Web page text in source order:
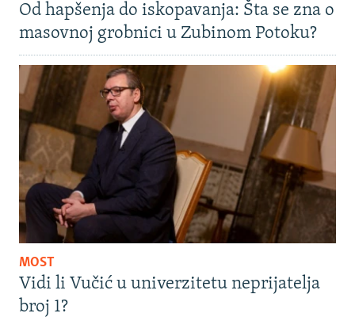
Od hapšenja do iskopavanja: Šta se zna o
masovnoj grobnici u Zubinom Potoku?
MOST
Vidi li Vučić u univerzitetu neprijatelja
broj 1?